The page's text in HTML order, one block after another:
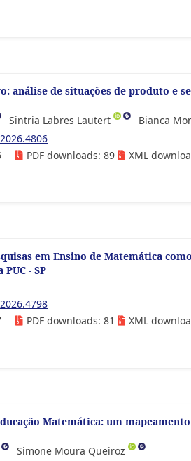
análise de situações de produto e
Sintria Labres Lautert
Bianca
PDF downloads: 89 XML
em Ensino de Matemática
- SP
PDF downloads: 81 XML
Matemática: um
Simone Moura Queiroz